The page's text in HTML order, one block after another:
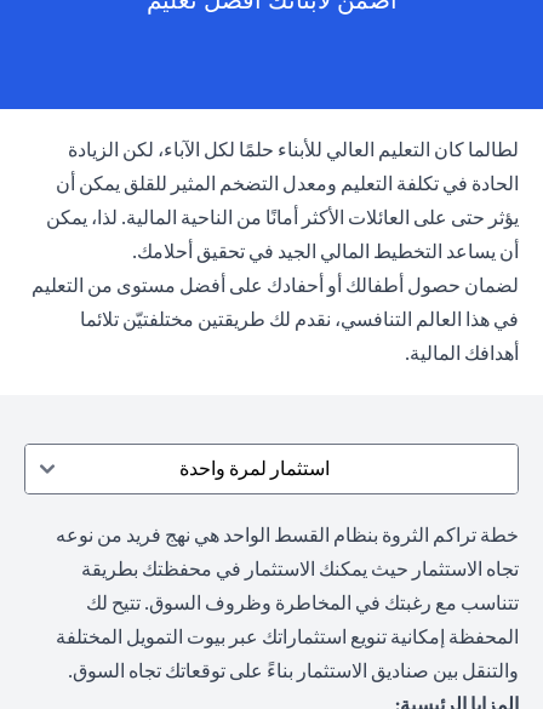
لطالما كان التعليم العالي للأبناء حلمًا لكل الآباء، لكن الزيادة
الحادة في تكلفة التعليم ومعدل التضخم المثير للقلق يمكن أن
يؤثر حتى على العائلات الأكثر أمانًا من الناحية المالية. لذا، يمكن
أن يساعد التخطيط المالي الجيد في تحقيق أحلامك.
لضمان حصول أطفالك أو أحفادك على أفضل مستوى من التعليم
في هذا العالم التنافسي، نقدم لك طريقتين مختلفتيّن تلائما
أهدافك المالية.
استثمار لمرة واحدة
خطة تراكم الثروة بنظام القسط الواحد هي نهج فريد من نوعه
تجاه الاستثمار حيث يمكنك الاستثمار في محفظتك بطريقة
تتناسب مع رغبتك في المخاطرة وظروف السوق. تتيح لك
المحفظة إمكانية تنويع استثماراتك عبر بيوت التمويل المختلفة
والتنقل بين صناديق الاستثمار بناءً على توقعاتك تجاه السوق.